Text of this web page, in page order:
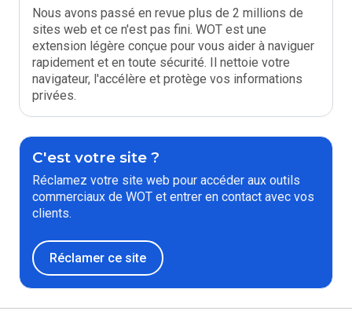
Nous avons passé en revue plus de 2 millions de
sites web et ce n'est pas fini. WOT est une
extension légère conçue pour vous aider à naviguer
rapidement et en toute sécurité. Il nettoie votre
navigateur, l'accélère et protège vos informations
privées.
C'est votre site ?
Réclamez votre site web pour accéder aux outils
commerciaux de WOT et entrer en contact avec vos
clients.
Réclamer ce site